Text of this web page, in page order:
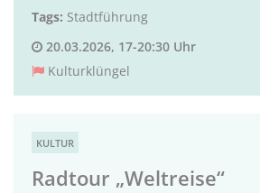
Tags: Stadtführung
20.03.2026, 17-20:30 Uhr
Kulturklüngel
KULTUR
Radtour „Weltreise“